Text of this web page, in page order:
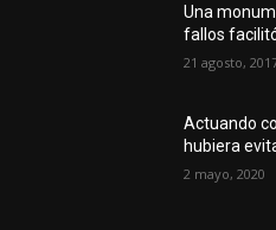
Una
fallos
21 agosto,
Actuando
hubiera
2 mayo, 2020